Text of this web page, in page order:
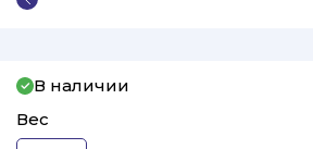
В наличии
Вес